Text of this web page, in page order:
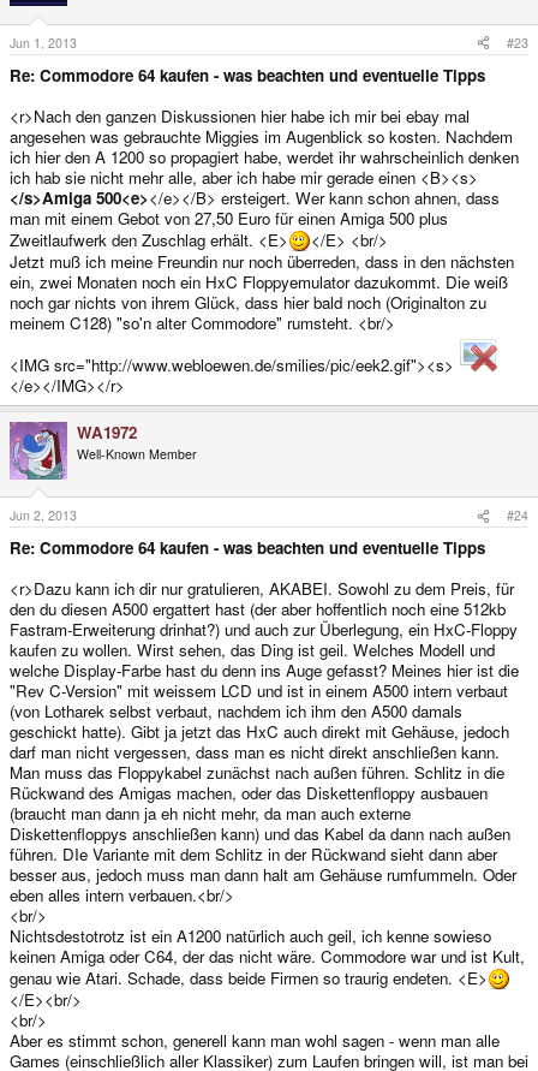
Jun 1, 2013 #23
Re: Commodore 64 kaufen - was beachten und eventuelle Tipps
<r>Nach den ganzen Diskussionen hier habe ich mir bei ebay mal
angesehen was gebrauchte Miggies im Augenblick so kosten. Nachdem
ich hier den A 1200 so propagiert habe, werdet ihr wahrscheinlich denken
ich hab sie nicht mehr alle, aber ich habe mir gerade einen <B><s>
</s>Amiga 500<e></e></B> ersteigert. Wer kann schon ahnen, dass
man mit einem Gebot von 27,50 Euro für einen Amiga 500 plus
Zweitlaufwerk den Zuschlag erhält. <E>
</E> <br/>
Jetzt muß ich meine Freundin nur noch überreden, dass in den nächsten
ein, zwei Monaten noch ein HxC Floppyemulator dazukommt. Die weiß
noch gar nichts von ihrem Glück, dass hier bald noch (Originalton zu
meinem C128) "so'n alter Commodore" rumsteht. <br/>
<IMG src="http://www.webloewen.de/smilies/pic/eek2.gif"><s>
</e></IMG></r>
WA1972
Well-Known Member
Jun 2, 2013 #24
Re: Commodore 64 kaufen - was beachten und eventuelle Tipps
<r>Dazu kann ich dir nur gratulieren, AKABEI. Sowohl zu dem Preis, für
den du diesen A500 ergattert hast (der aber hoffentlich noch eine 512kb
Fastram-Erweiterung drinhat?) und auch zur Überlegung, ein HxC-Floppy
kaufen zu wollen. Wirst sehen, das Ding ist geil. Welches Modell und
welche Display-Farbe hast du denn ins Auge gefasst? Meines hier ist die
"Rev C-Version" mit weissem LCD und ist in einem A500 intern verbaut
(von Lotharek selbst verbaut, nachdem ich ihm den A500 damals
geschickt hatte). Gibt ja jetzt das HxC auch direkt mit Gehäuse, jedoch
darf man nicht vergessen, dass man es nicht direkt anschließen kann.
Man muss das Floppykabel zunächst nach außen führen. Schlitz in die
Rückwand des Amigas machen, oder das Diskettenfloppy ausbauen
(braucht man dann ja eh nicht mehr, da man auch externe
Diskettenfloppys anschließen kann) und das Kabel da dann nach außen
führen. DIe Variante mit dem Schlitz in der Rückwand sieht dann aber
besser aus, jedoch muss man dann halt am Gehäuse rumfummeln. Oder
eben alles intern verbauen.<br/>
<br/>
Nichtsdestotrotz ist ein A1200 natürlich auch geil, ich kenne sowieso
keinen Amiga oder C64, der das nicht wäre. Commodore war und ist Kult,
genau wie Atari. Schade, dass beide Firmen so traurig endeten. <E>
</E><br/>
<br/>
Aber es stimmt schon, generell kann man wohl sagen - wenn man alle
Games (einschließlich aller Klassiker) zum Laufen bringen will, ist man bei